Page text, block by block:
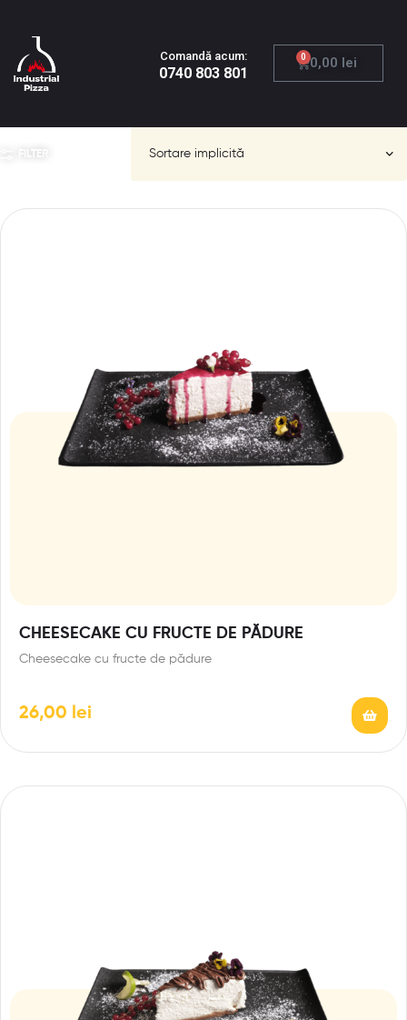
Comandă acum:
0740 803 801
0,00 lei
0
FILTER
CHEESECAKE CU FRUCTE DE PĂDURE
Cheesecake cu fructe de pădure
26,00 lei